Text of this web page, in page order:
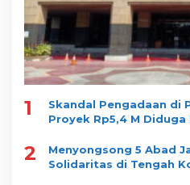
1
Skandal Pengadaan di
Proyek Rp5,4 M
2
Menyongsong 5 Abad
Solidaritas di Tengah